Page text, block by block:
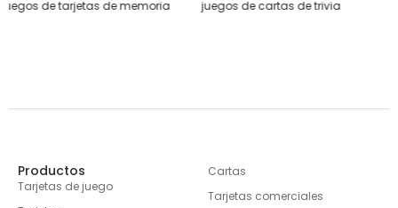
juegos de cartas de trivia
Productos
Tarjetas de juego
Cartas
Tarjetas comerciales